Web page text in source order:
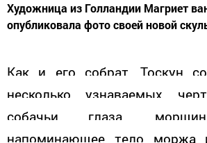
Художница из Голландии Магриет
опубликовала фото своей новой
Как и его собрат, Тоскун
несколько узнаваемых
собачьи глаза,
напоминающее тело моржа